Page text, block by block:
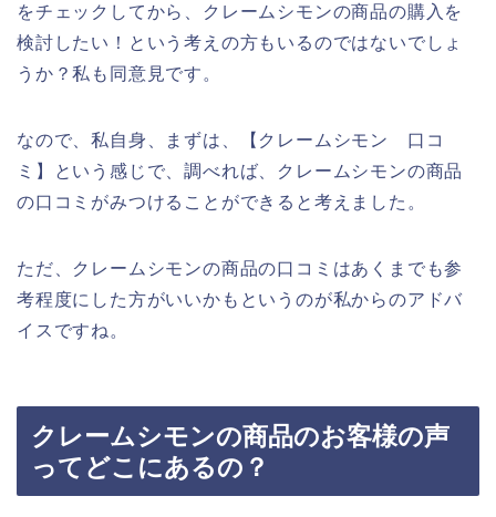
をチェックしてから、クレームシモンの商品の購入を
検討したい！という考えの方もいるのではないでしょ
うか？私も同意見です。
なので、私自身、まずは、【クレームシモン 口コ
ミ】という感じで、調べれば、クレームシモンの商品
の口コミがみつけることができると考えました。
ただ、クレームシモンの商品の口コミはあくまでも参
考程度にした方がいいかもというのが私からのアドバ
イスですね。
クレームシモンの商品のお客様の声
ってどこにあるの？